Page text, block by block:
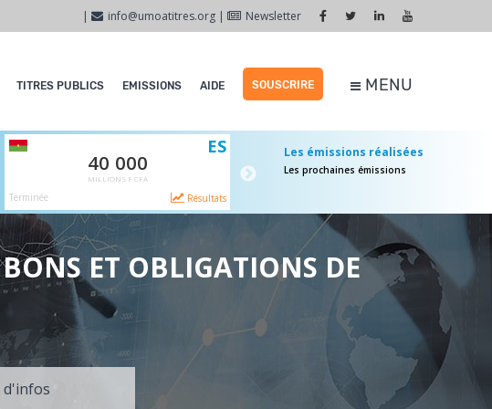
| info@umoatitres.org | Newsletter
TITRES PUBLICS EMISSIONS AIDE SOUSCRIRE MENU
ES
40 000
MILLIONS F CFA
Terminée Résultats
65 000
Les émissions réalisées
Les prochaines émissions
ET OBLIGATIONS DE
d'infos